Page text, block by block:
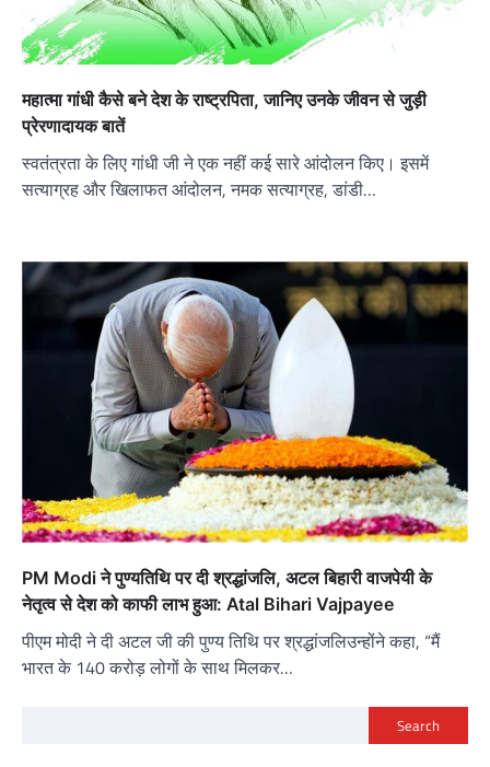
महात्मा गांधी कैसे बने देश के राष्ट्रपिता, जानिए उनके जीवन से जुड़ी
प्रेरणादायक बातें
स्वतंत्रता के लिए गांधी जी ने एक नहीं कई सारे आंदोलन किए। इसमें
सत्याग्रह और खिलाफत आंदोलन, नमक सत्याग्रह, डांडी…
PM Modi ने पुण्यतिथि पर दी श्रद्धांजलि, अटल बिहारी वाजपेयी के
नेतृत्व से देश को काफी लाभ हुआ: Atal Bihari Vajpayee
पीएम मोदी ने दी अटल जी की पुण्य तिथि पर श्रद्धांजलिउन्होंने कहा, “मैं
भारत के 140 करोड़ लोगों के साथ मिलकर…
Search